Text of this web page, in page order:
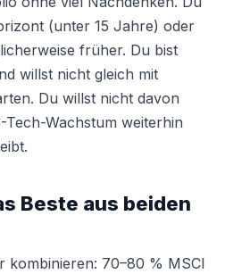
(unter 15 Jahre) oder
früher. Du bist
willst nicht gleich mit
Du willst nicht davon
Tech-Wachstum weiterhin
Beste aus beiden
kombinieren: 70–80 % MSCI